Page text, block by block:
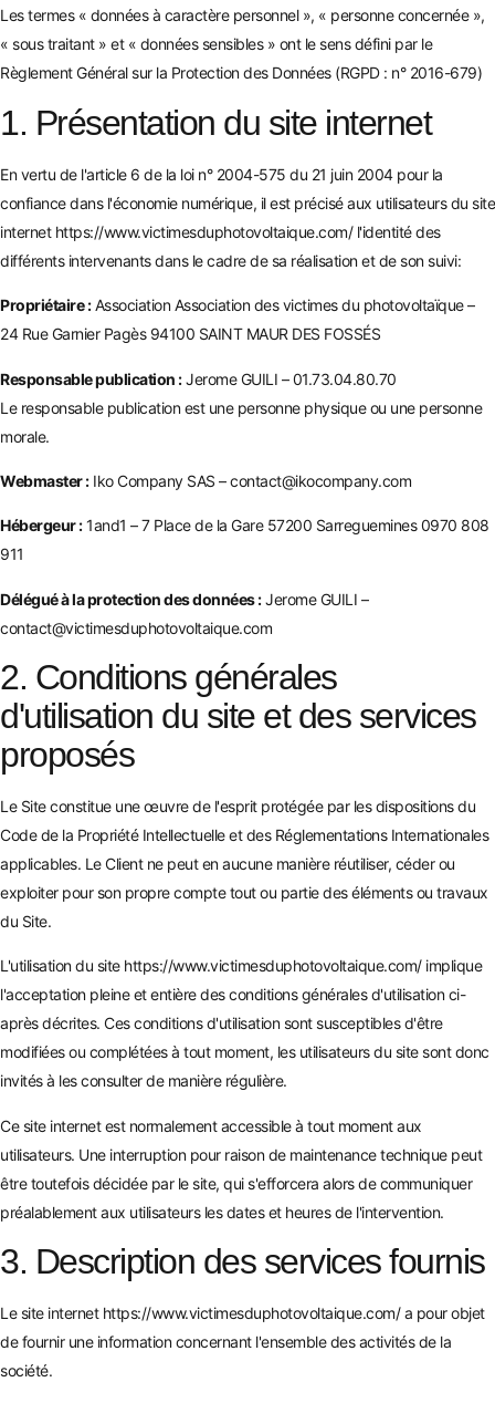
Les termes « données à caractère personnel », « personne concernée »,
« sous traitant » et « données sensibles » ont le sens défini par le
Règlement Général sur la Protection des Données (RGPD : n° 2016-679)
1. Présentation du site internet
En vertu de l'article 6 de la loi n° 2004-575 du 21 juin 2004 pour la
confiance dans l'économie numérique, il est précisé aux utilisateurs du site
internet https://www.victimesduphotovoltaique.com/l'identité des
différents intervenants dans le cadre de sa réalisation et de son suivi:
Propriétaire :Association Association des victimes du photovoltaïque –
24 Rue Garnier Pagès 94100 SAINT MAUR DES FOSSÉS
Responsable publication :Jerome GUILI – 01.73.04.80.70
Le responsable publication est une personne physique ou une personne
morale.
Webmaster :Iko Company SAS – contact@ikocompany.com
Hébergeur :1and1 – 7 Place de la Gare 57200 Sarreguemines 0970 808
911
Délégué à la protection des données :Jerome GUILI –
contact@victimesduphotovoltaique.com
2. Conditions générales
d'utilisation du site et des services
proposés
Le Site constitue une œuvre de l'esprit protégée par les dispositions du
Code de la Propriété Intellectuelle et des Réglementations Internationales
applicables. Le Client ne peut en aucune manière réutiliser, céder ou
exploiter pour son propre compte tout ou partie des éléments ou travaux
du Site.
L'utilisation du site https://www.victimesduphotovoltaique.com/implique
l'acceptation pleine et entière des conditions générales d'utilisation ci-
après décrites. Ces conditions d'utilisation sont susceptibles d'être
modifiées ou complétées à tout moment, les utilisateurs du site sont donc
invités à les consulter de manière régulière.
Ce site internet est normalement accessible à tout moment aux
utilisateurs. Une interruption pour raison de maintenance technique peut
être toutefois décidée par le site, qui s'efforcera alors de communiquer
préalablement aux utilisateurs les dates et heures de l'intervention.
3. Description des services fournis
Le site internet https://www.victimesduphotovoltaique.com/a pour objet
de fournir une information concernant l'ensemble des activités de la
société.